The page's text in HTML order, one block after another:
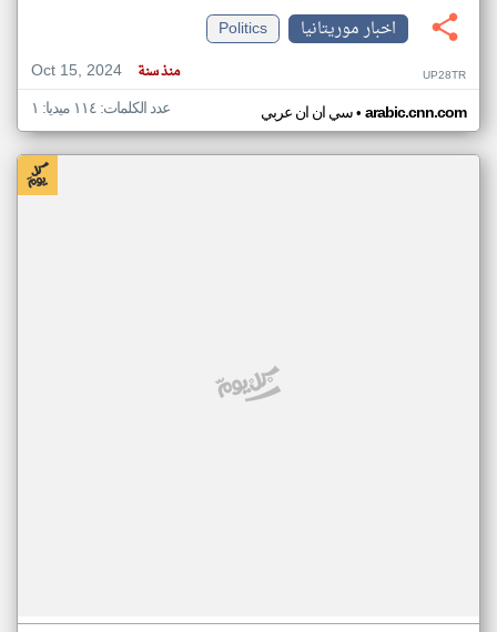
اخبار موريتانيا
Politics
Oct 15, 2024
منذ سنة UP28TR
سي ان ان عربي• arabic.cnn.com عدد الكلمات: ١١٤ ميديا: ١